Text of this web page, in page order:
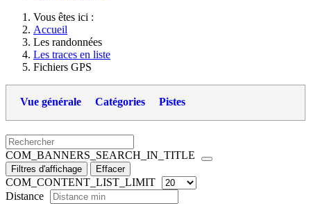
Vous êtes ici :
Accueil
Les randonnées
Les traces en liste
Fichiers GPS
Vue générale Catégories Pistes
COM_BANNERS_SEARCH_IN_TITLE
Filtres d'affichage Effacer
COM_CONTENT_LIST_LIMIT
Distance